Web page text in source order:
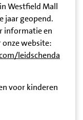
Westfield Mall
jaar geopend.
informatie en
onze website:
leidschenda
voor kinderen